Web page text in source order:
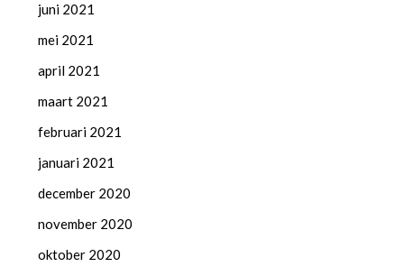
juni 2021
mei 2021
april 2021
maart 2021
februari 2021
januari 2021
december 2020
november 2020
oktober 2020